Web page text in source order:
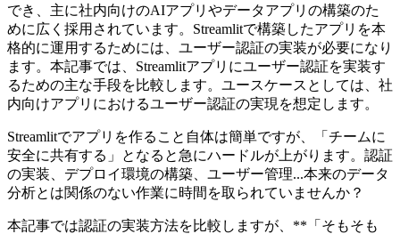
でき、主に社内向けのAIアプリやデータアプリの構築のた
めに広く採用されています。Streamlitで構築したアプリを本
格的に運用するためには、ユーザー認証の実装が必要になり
ます。本記事では、Streamlitアプリにユーザー認証を実装す
るための主な手段を比較します。ユースケースとしては、社
内向けアプリにおけるユーザー認証の実現を想定します。
Streamlitでアプリを作ること自体は簡単ですが、「チームに
安全に共有する」となると急にハードルが上がります。認証
の実装、デプロイ環境の構築、ユーザー管理...本来のデータ
分析とは関係のない作業に時間を取られていませんか？
本記事では認証の実装方法を比較しますが、**「そもそも